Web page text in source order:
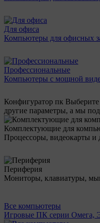
Для офиса
Компьютеры для офисных
Профессиональные
Компьютеры с мощной
Конфигуратор пк Выберите
другие параметры, а мы
Комплектующие для
Процессоры, видеокарты и
Периферия
Мониторы, клавиатуры,
Все компьютеры
Игровые ПК серии Омега,